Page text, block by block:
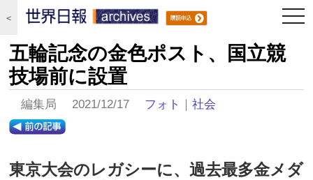
＜
五輪記念の金色ポスト、国立競
技場前に設置
編集局 2021/12/17 フォト ｜社会
東京大会のレガシーに、過去最多金メダ